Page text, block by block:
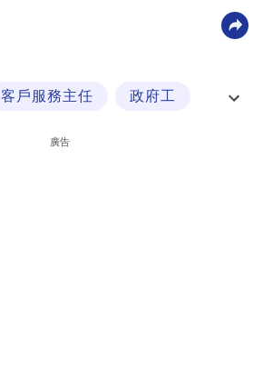
客戶服務主任 政府工
廣告